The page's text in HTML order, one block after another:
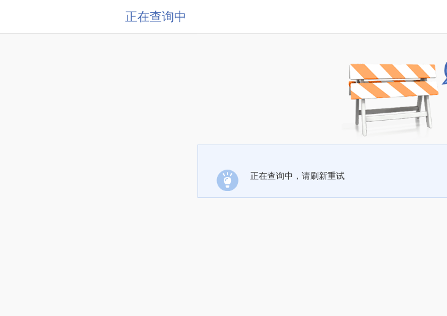
正在查询中
正在查询中，请刷新重试